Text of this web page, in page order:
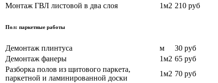
Монтаж ГВЛ листовой в два слоя
1м2 210 руб
Пол: паркетные работы
Демонтаж плинтуса м
30 руб
Демонтаж фанеры
1м2 65 руб
Разборка полов из щитового паркета,
паркетной и ламинированной доски
1м2 70 руб